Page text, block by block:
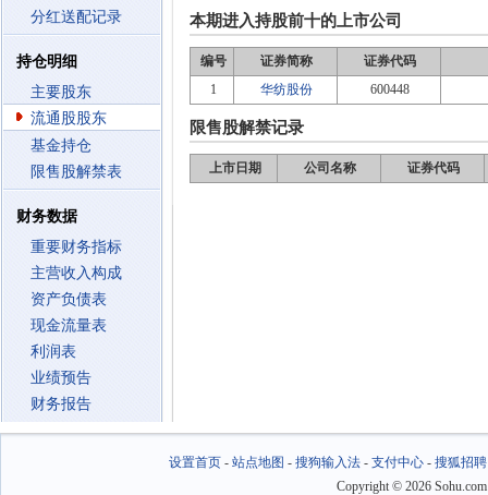
分红送配记录
持仓明细
主要股东
流通股股东
基金持仓
限售股解禁表
财务数据
重要财务指标
主营收入构成
资产负债表
现金流量表
利润表
业绩预告
财务报告
本期进入持股前十的上市公司
编号 证券简称
证券代码
1
华纺股份 600448
限售股解禁记录
上市日期 公司名称 证券代码
设置首页- 站点地图 - 搜狗输入法- 支付中心- 搜狐招聘
Copyright © 2026